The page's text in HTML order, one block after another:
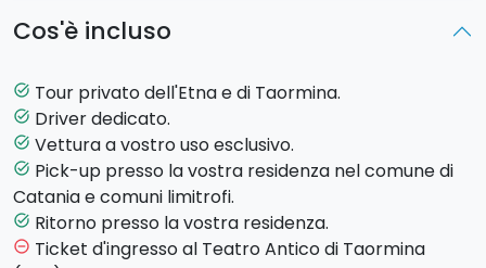
Untour privatoche vi permetterà di scoprire due dei
in tutta la sua maestosità e Taormina, l'incantevole
cittadina che attira turisti da tutto il mondo.
Programma della giornata
8:30: Pick-uppresso la vostra struttura ricettiva e
partenza per il Rifugio Sapienza (circa 1h in auto).
9:30:Arrivo alRifugio Sapienzae visita libera ai
Cos'è incluso
task_alt Tour privato dell'Etna e di Taormina.
task_alt Driver dedicato.
task_alt Vettura a vostro uso esclusivo.
task_alt Pick-up presso la vostra residenza nel comune di
Catania e comuni limitrofi.
task_alt Ritorno presso la vostra residenza.
remove_circle_outline Ticket d'ingresso al Teatro Antico di Taormina